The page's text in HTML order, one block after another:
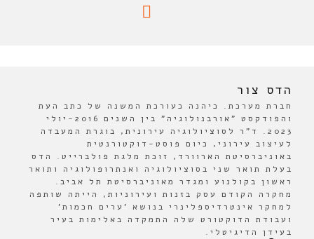
הדס צור
חברת מערכת. כיהנה כעורכת המשנה של כתב העת
והפודקסט "אורבנולוגיה" בין השנים 2016-יולי
2023. ד"ר לסוציולוגיה עירונית, בוגרת המעבדה
לעיצוב עירוני, כיום פוסט-דוקטורנטית
באוניברסיטת הארוורד, זוכת מלגת פולברייט. הדס
בעלת תואר שני בסוציולוגיה ואנתרופולוגיה ותואר
ראשון בקולנוע ומגדר מאוניברסיטת תל אביב.
מחקרה הקודם עסק בזנות ועירוניות, הייתה שותפה
למחקר אינטרדיספלינרי בנושא 'ערים חכמות'
ועבודת הדוקטורט שלה התמקדה באלימות בעיר
בעידן הדיגיטלי.